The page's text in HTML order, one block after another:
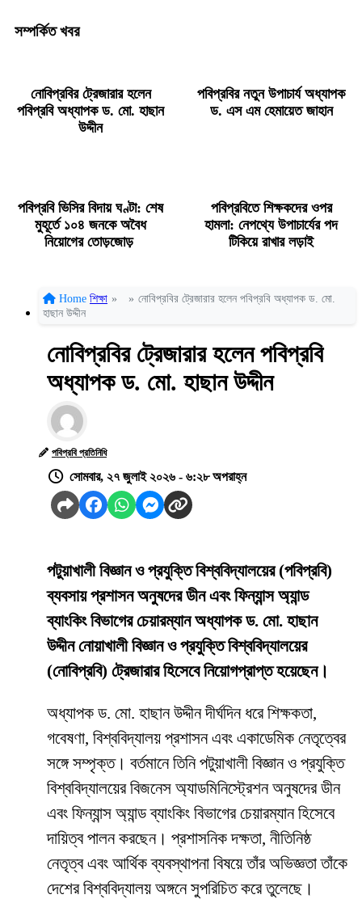
সম্পর্কিত খবর
নোবিপ্রবির ট্রেজারার হলেন
পবিপ্রবি অধ্যাপক ড. মো. হাছান
উদ্দীন
পবিপ্রবির নতুন উপাচার্য অধ্যাপক
ড. এস এম হেমায়েত জাহান
পবিপ্রবি ভিসির বিদায় ঘণ্টা: শেষ
মুহূর্তে ১০৪ জনকে অবৈধ
নিয়োগের তোড়জোড়
পবিপ্রবিতে শিক্ষকদের ওপর
হামলা: নেপথ্যে উপাচার্যের পদ
টিকিয়ে রাখার লড়াই
Home শিক্ষা » » নোবিপ্রবির ট্রেজারার হলেন পবিপ্রবি অধ্যাপক ড. মো.
হাছান উদ্দীন
নোবিপ্রবির ট্রেজারার হলেন পবিপ্রবি
অধ্যাপক ড. মো. হাছান উদ্দীন
পবিপ্রবি প্রতিনিধি
সোমবার, ২৭ জুলাই ২০২৬ - ৬:২৮ অপরাহ্ন
পটুয়াখালী বিজ্ঞান ও প্রযুক্তি বিশ্ববিদ্যালয়ের (পবিপ্রবি)
ব্যবসায় প্রশাসন অনুষদের ডীন এবং ফিন্যান্স অ্যান্ড
ব্যাংকিং বিভাগের চেয়ারম্যান অধ্যাপক ড. মো. হাছান
উদ্দীন নোয়াখালী বিজ্ঞান ও প্রযুক্তি বিশ্ববিদ্যালয়ের
(নোবিপ্রবি) ট্রেজারার হিসেবে নিয়োগপ্রাপ্ত হয়েছেন।
অধ্যাপক ড. মো. হাছান উদ্দীন দীর্ঘদিন ধরে শিক্ষকতা,
গবেষণা, বিশ্ববিদ্যালয় প্রশাসন এবং একাডেমিক নেতৃত্বের
সঙ্গে সম্পৃক্ত। বর্তমানে তিনি পটুয়াখালী বিজ্ঞান ও প্রযুক্তি
বিশ্ববিদ্যালয়ের বিজনেস অ্যাডমিনিস্ট্রেশন অনুষদের ডীন
এবং ফিন্যান্স অ্যান্ড ব্যাংকিং বিভাগের চেয়ারম্যান হিসেবে
দায়িত্ব পালন করছেন। প্রশাসনিক দক্ষতা, নীতিনিষ্ঠ
নেতৃত্ব এবং আর্থিক ব্যবস্থাপনা বিষয়ে তাঁর অভিজ্ঞতা তাঁকে
দেশের বিশ্ববিদ্যালয় অঙ্গনে সুপরিচিত করে তুলেছে।